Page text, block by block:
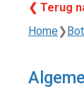
❮ Terug
Home❯